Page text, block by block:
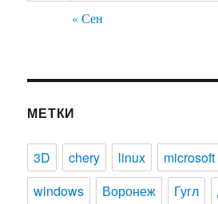
« Сен
МЕТКИ
3D chery linux microsoft
windows
Воронеж Гугл